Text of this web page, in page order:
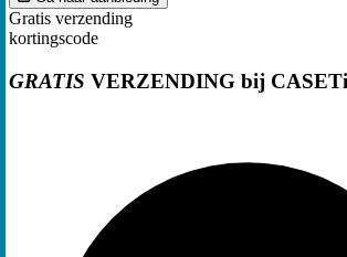
Gratis verzending
kortingscode
GRATIS VERZENDING bij